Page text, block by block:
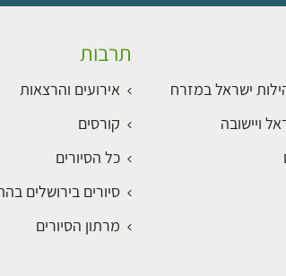
ישראל במזרח
ויישובה
תרבות
אירועים והרצאות
קורסים
כל הסיורים
סיורים בירושלים
מרתון הסיורים